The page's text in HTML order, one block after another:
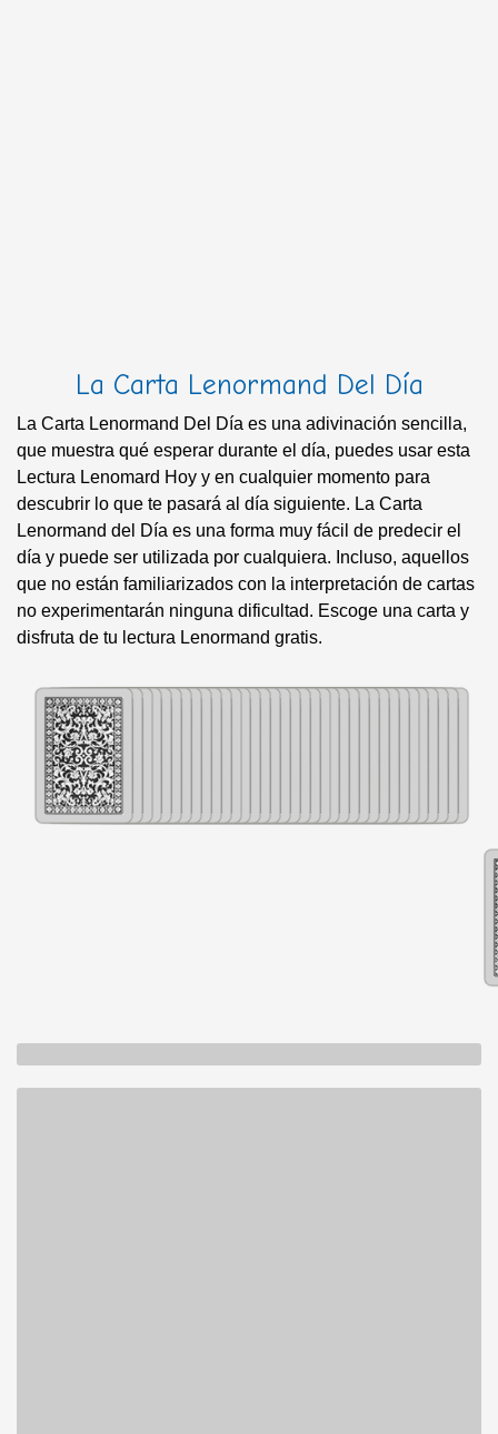
La Carta Lenormand Del Día
La Carta Lenormand Del Día es una adivinación sencilla,
que muestra qué esperar durante el día, puedes usar esta
Lectura Lenomard Hoy y en cualquier momento para
descubrir lo que te pasará al día siguiente. La Carta
Lenormand del Día es una forma muy fácil de predecir el
día y puede ser utilizada por cualquiera. Incluso, aquellos
que no están familiarizados con la interpretación de cartas
no experimentarán ninguna dificultad. Escoge una carta y
disfruta de tu lectura Lenormand gratis.